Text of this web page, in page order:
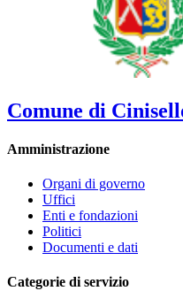
Comune di
Amministrazione
Organi di governo
Uffici
Enti e fondazioni
Politici
Documenti e dati
Categorie di servizio